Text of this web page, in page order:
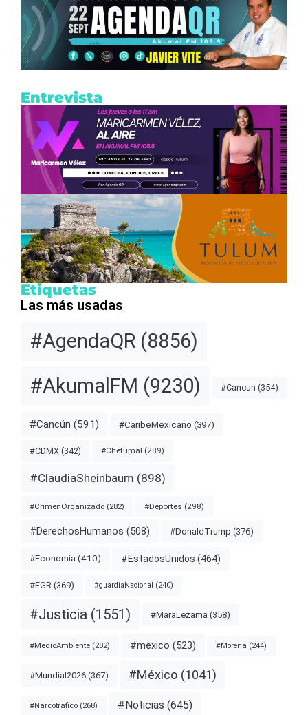
Entrevista
Etiquetas
Las más usadas
#AgendaQR (8856)
#AkumalFM (9230) #Cancun (354)
#Cancún (591) #CaribeMexicano (397)
#CDMX (342) #Chetumal (289)
#ClaudiaSheinbaum (898)
#CrimenOrganizado (282) #Deportes (298)
#DerechosHumanos (508) #DonaldTrump (376)
#Economía (410) #EstadosUnidos (464)
#FGR (369) #guardiaNacional (240)
#Justicia (1551) #MaraLezama (358)
#MedioAmbiente (282) #mexico (523) #Morena (244)
#Mundial2026 (367) #México (1041)
#Narcotráfico (268) #Noticias (645)